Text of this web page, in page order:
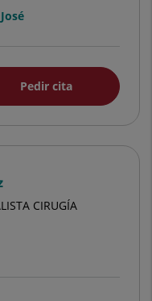
Pedir cita
CIRUGÍA